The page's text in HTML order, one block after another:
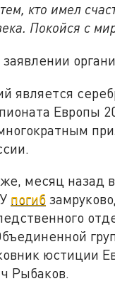
кто имел
Покойся с
является
Европы
месяц назад
погиб
юстиции
Рыбаков.